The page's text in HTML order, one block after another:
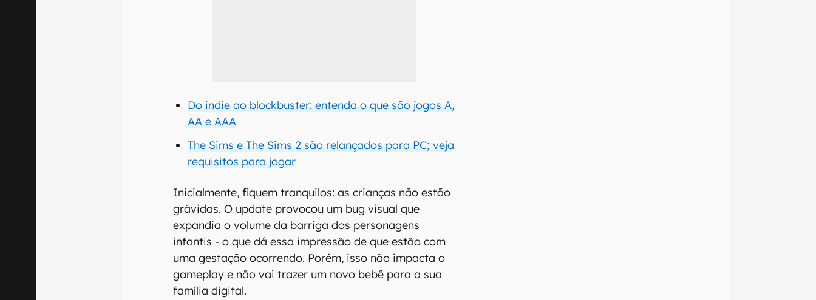
Do indie ao blockbuster: entenda o que são jogos A,
AA e AAA
The Sims e The Sims 2 são relançados para PC; veja
requisitos para jogar
Inicialmente, fiquem tranquilos: as crianças não estão
grávidas. O update provocou um bug visual que
expandia o volume da barriga dos personagens
infantis - o que dá essa impressão de que estão com
uma gestação ocorrendo. Porém, isso não impacta o
gameplay e não vai trazer um novo bebê para a sua
família digital.